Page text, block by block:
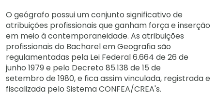
O geógrafo possui um conjunto significativo de
atribuições profissionais que ganham força e inserção
em meio à contemporaneidade. As atribuições
profissionais do Bacharel em Geografia são
regulamentadas pela Lei Federal 6.664 de 26 de
junho 1979 e pelo Decreto 85.138 de 15 de
setembro de 1980, e fica assim vinculada, registrada e
fiscalizada pelo Sistema CONFEA/CREA's.